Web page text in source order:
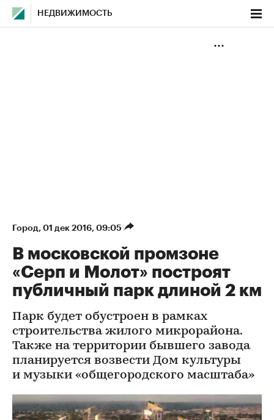
НЕДВИЖИМОСТЬ
Город⁠, 01 дек 2016, 09:05
В московской промзоне
«Серп и Молот» построят
публичный парк длиной 2 км
Парк будет обустроен в рамках
строительства жилого микрорайона.
Также на территории бывшего завода
планируется возвести Дом культуры
и музыки «общегородского масштаба»